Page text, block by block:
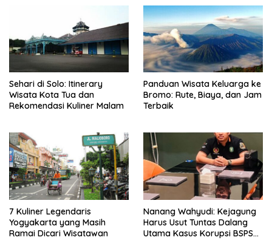
Sehari di Solo: Itinerary
Wisata Kota Tua dan
Rekomendasi Kuliner Malam
Panduan Wisata Keluarga ke
Bromo: Rute, Biaya, dan Jam
Terbaik
7 Kuliner Legendaris
Yogyakarta yang Masih
Ramai Dicari Wisatawan
Nanang Wahyudi: Kejagung
Harus Usut Tuntas Dalang
Utama Kasus Korupsi BSPS